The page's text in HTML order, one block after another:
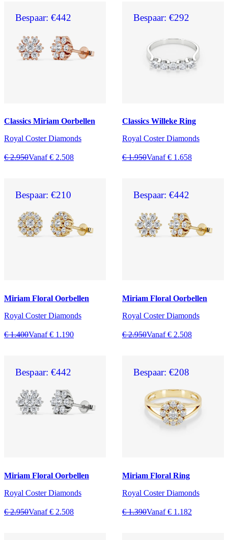
Bespaar: €442
Classics Miriam Oorbellen
Royal Coster Diamonds
€ 2.950Vanaf € 2.508
Bespaar: €292
Classics Willeke Ring
Royal Coster Diamonds
€ 1.950Vanaf € 1.658
Bespaar: €210
Miriam Floral Oorbellen
Royal Coster Diamonds
€ 1.400Vanaf € 1.190
Bespaar: €442
Miriam Floral Oorbellen
Royal Coster Diamonds
€ 2.950Vanaf € 2.508
Bespaar: €442
Miriam Floral Oorbellen
Royal Coster Diamonds
€ 2.950Vanaf € 2.508
Bespaar: €208
Miriam Floral Ring
Royal Coster Diamonds
€ 1.390Vanaf € 1.182